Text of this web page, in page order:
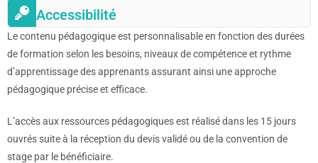
Accessibilité
Le contenu pédagogique est personnalisable en fonction des durées
de formation selon les besoins, niveaux de compétence et rythme
d’apprentissage des apprenants assurant ainsi une approche
pédagogique précise et efficace.
L’accès aux ressources pédagogiques est réalisé dans les 15 jours
ouvrés suite à la réception du devis validé ou de la convention de
stage par le bénéficiaire.